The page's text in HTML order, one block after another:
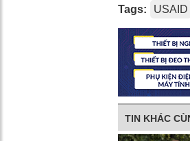
Tags: USAID
TIN KHÁC